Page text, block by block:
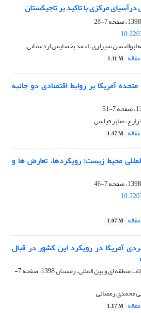
مرکزی با تاکید بر تاجیکستان
7-28
ابوالحسن شیرازی، احمد بخشایش اردستانی
1.11 M
متحده آمریکا بر روابط اقتصادی دو جانبه
7-51
صابر قیاسی
1.47 M
محیط زیست: رویکردها، تعارض ها و
7-46
1.07 M
آمریکا در رویکرد این کشور در قبال
7-
محمدی رمضانی
1.17 M